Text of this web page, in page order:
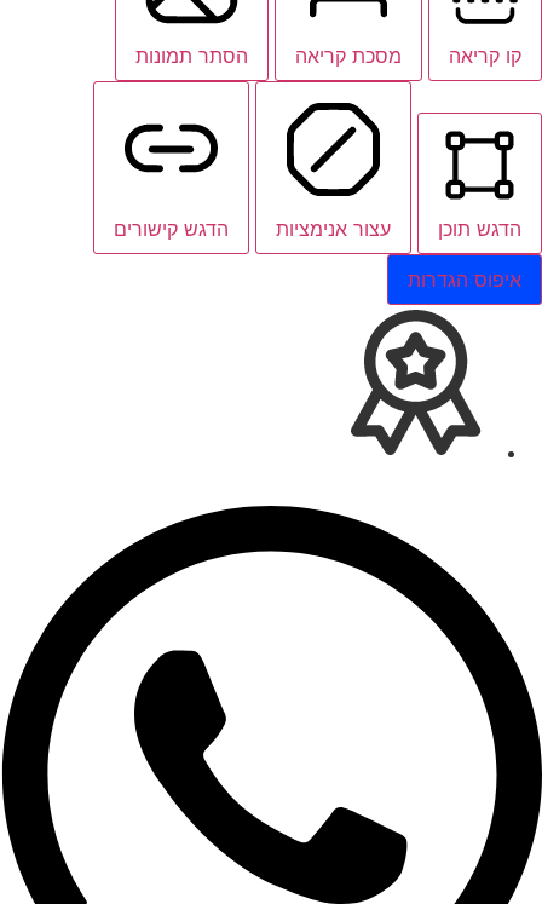
קו קריאה מסכת קריאה הסתר תמונות
הדגש תוכן עצור אנימציות הדגש קישורים
איפוס הגדרות